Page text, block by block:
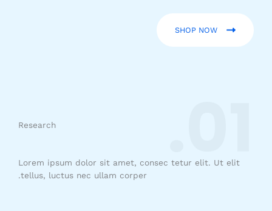
SHOP NOW
Research
Lorem ipsum dolor sit amet, consec tetur elit. Ut elit
tellus, luctus nec ullam corper.